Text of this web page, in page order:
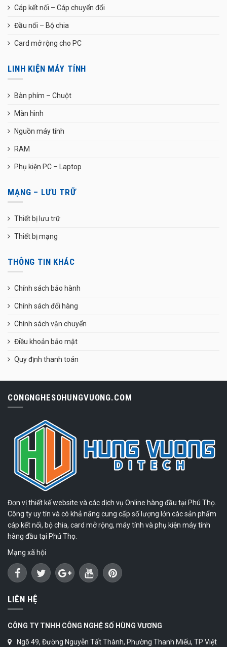
Cáp kết nối – Cáp chuyển đổi
Đầu nối – Bộ chia
Card mở rộng cho PC
LINH KIỆN MÁY TÍNH
Bàn phím – Chuột
Màn hình
Nguồn máy tính
RAM
Phụ kiện PC – Laptop
MẠNG – LƯU TRỮ
Thiết bị lưu trữ
Thiết bị mạng
THÔNG TIN KHÁC
Chính sách bảo hành
Chính sách đổi hàng
Chính sách vận chuyển
Điều khoản bảo mật
Quy định thanh toán
CONGNGHESOHUNGVUONG.COM
Đơn vị thiết kế website và các dịch vụ Online hàng đầu tại Phú Thọ.
Công ty uy tín và có khả năng cung cấp số lượng lớn các sản phẩm
cáp kết nối, bộ chia, card mở rộng, máy tính và phụ kiện máy tính
hàng đầu tại Phú Thọ.
Mạng xã hội
LIÊN HỆ
CÔNG TY TNHH CÔNG NGHỆ SỐ HÙNG VƯƠNG
Ngõ 49, Đường Nguyễn Tất Thành, Phường Thanh Miếu, TP Việt